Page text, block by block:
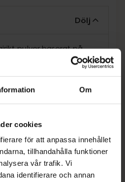
Om
cookies
för att anpassa innehållet
tillhandahålla funktioner
vår trafik. Vi
identifierare och annan
Dölj
pulver baserat på
avsett för
med behov av
liten utsträckning, vilket
i både mat och
på flera olika sätt